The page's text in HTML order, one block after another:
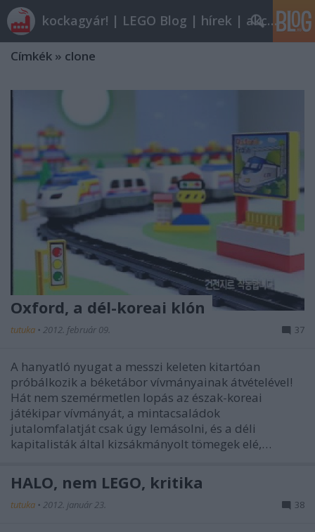
kockagyár! | LEGO Blog | hírek | akciók |
Címkék » clone
Oxford, a dél-koreai klón
tutuka • 2012. február 09. 37
A hanyatló nyugat a messzi keleten kitartóan
próbálkozik a béketábor vívmányainak átvételével!
Hát nem szemérmetlen lopás az észak-koreai
játékipar vívmányát, a mintacsaládok
jutalomfalatját csak úgy lemásolni, és a déli
kapitalisták által kizsákmányolt tömegek elé,…
HALO, nem LEGO, kritika
tutuka • 2012. január 23. 38